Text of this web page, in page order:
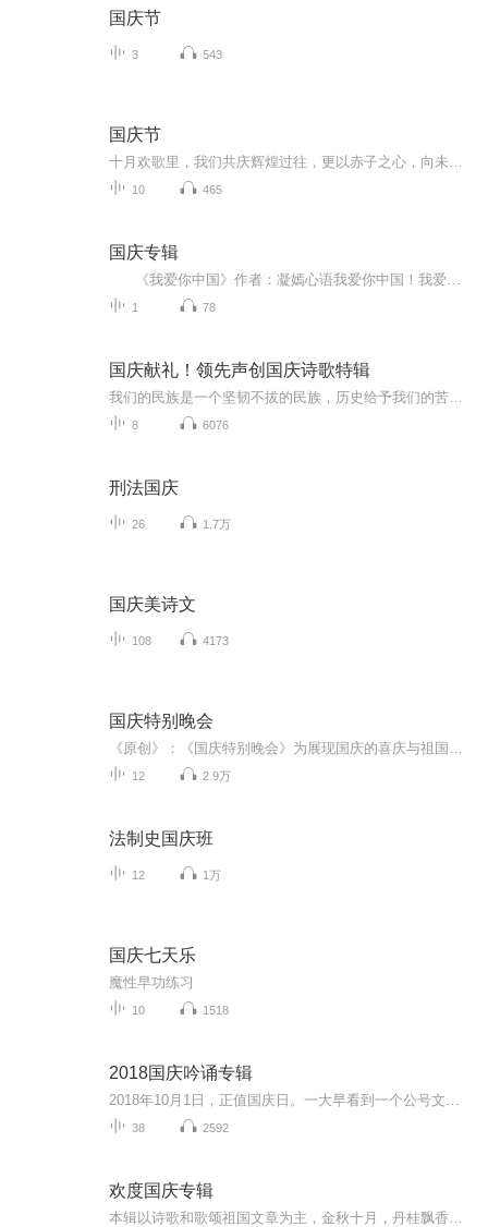
国庆节
3 543
国庆节
10 465
国庆专辑
1 78
国庆献礼！领先声创国庆诗歌特辑
8 6076
刑法国庆
26 1.7万
国庆美诗文
108 4173
国庆特别晚会
12 2.9万
法制史国庆班
12 1万
国庆七天乐
魔性早功练习
10 1518
2018国庆吟诵专辑
38 2592
欢度国庆专辑